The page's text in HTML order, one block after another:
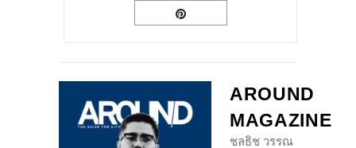
AROUND
MAGAZINE
ชลธิช วรรณ